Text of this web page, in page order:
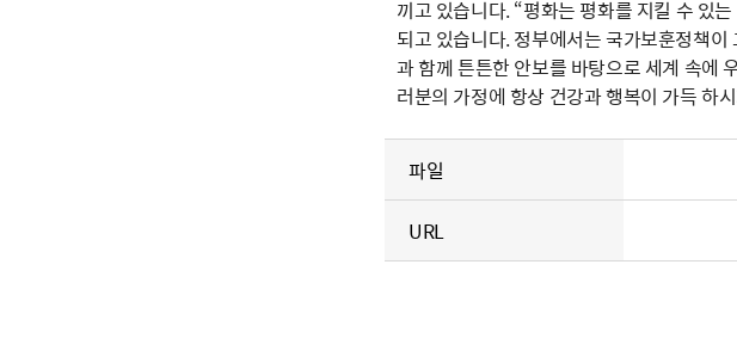
끼고 있습니다. “평화는 평화를 지킬 수 있
되고 있습니다. 정부에서는 국가보훈정책이
과 함께 튼튼한 안보를 바탕으로 세계 속에
러분의 가정에 항상 건강과 행복이 가득 하
파일
URL